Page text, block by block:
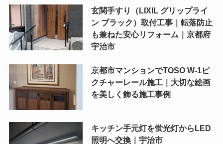
玄関手すり（LIXIL グリップライ
ン ブラック）取付工事｜転落防止
も兼ねた安心リフォーム｜京都府
宇治市
京都市マンションでTOSO W-1ピ
クチャーレール施工｜大切な絵画
を美しく飾る施工事例
キッチン手元灯を蛍光灯からLED
照明へ交換｜宇治市